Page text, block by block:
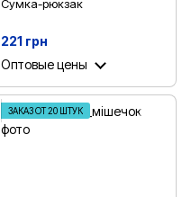
Сумка-рюкзак
221 грн
Оптовые цены
ЗАКАЗ ОТ 20 ШТУК